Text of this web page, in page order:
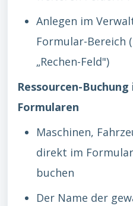
Anlegen im
Formular-Bereich
„Rechen-Feld")
Ressourcen-
Formularen
Maschinen,
direkt im
buchen
Der Name der